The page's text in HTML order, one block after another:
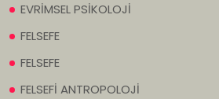
EVRİMSEL PSİKOLOJİ
FELSEFE
FELSEFE
FELSEFİ ANTROPOLOJİ